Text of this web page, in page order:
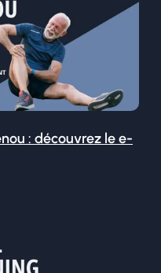
: découvrez le e-